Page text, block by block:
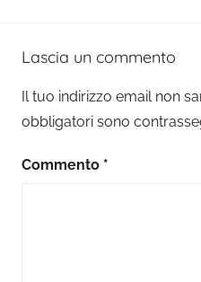
Lascia un commento
Il tuo indirizzo email non
obbligatori sono
Commento *